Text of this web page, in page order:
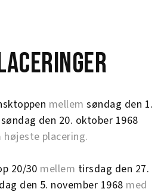
mellemsøndag den 1.
søndag den 20. oktober 1968
placering.
20/30 mellem tirsdag den 27.
den 5. november 1968 med